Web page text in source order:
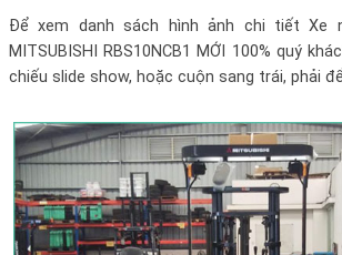
Để xem danh sách hình ảnh chi tiếtXe
MITSUBISHI RBS10NCB1 MỚI 100% quý
chiếu slide show, hoặc cuộn sang trái, phải